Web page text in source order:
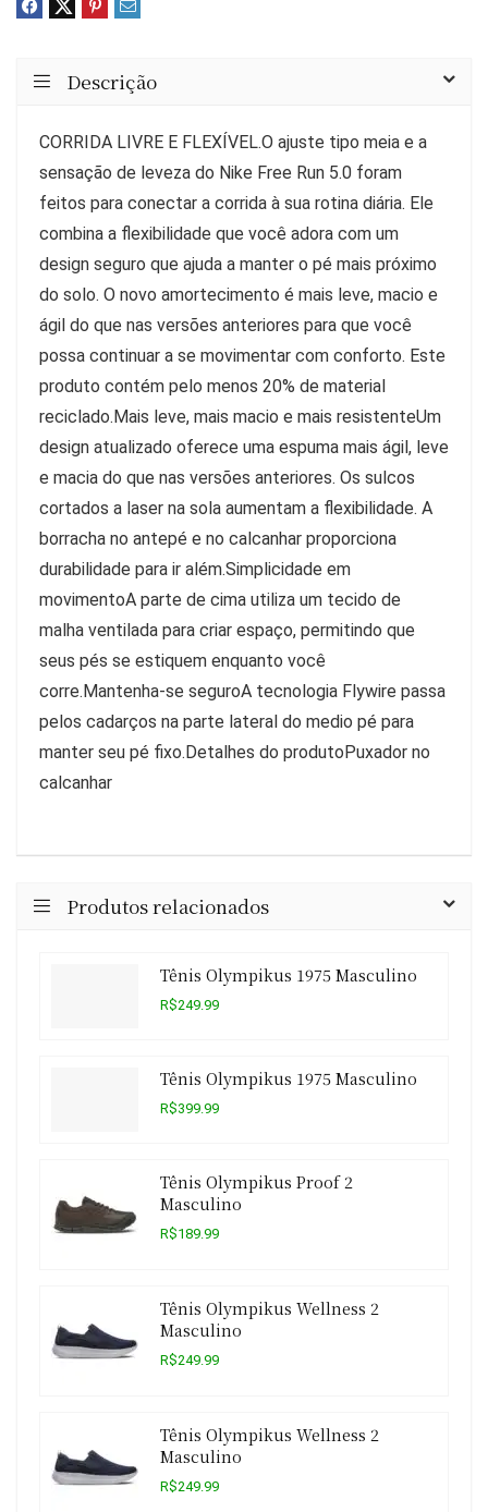
Descrição
CORRIDA LIVRE E FLEXÍVEL.O ajuste tipo meia e a
sensação de leveza do Nike Free Run 5.0 foram
feitos para conectar a corrida à sua rotina diária. Ele
combina a flexibilidade que você adora com um
design seguro que ajuda a manter o pé mais próximo
do solo. O novo amortecimento é mais leve, macio e
ágil do que nas versões anteriores para que você
possa continuar a se movimentar com conforto. Este
produto contém pelo menos 20% de material
reciclado.Mais leve, mais macio e mais resistenteUm
design atualizado oferece uma espuma mais ágil, leve
e macia do que nas versões anteriores. Os sulcos
cortados a laser na sola aumentam a flexibilidade. A
borracha no antepé e no calcanhar proporciona
durabilidade para ir além.Simplicidade em
movimentoA parte de cima utiliza um tecido de
malha ventilada para criar espaço, permitindo que
seus pés se estiquem enquanto você
corre.Mantenha-se seguroA tecnologia Flywire passa
pelos cadarços na parte lateral do medio pé para
manter seu pé fixo.Detalhes do produtoPuxador no
calcanhar
Produtos relacionados
Tênis Olympikus 1975 Masculino
R$249.99
Tênis Olympikus 1975 Masculino
R$399.99
Tênis Olympikus Proof 2
Masculino
R$189.99
Tênis Olympikus Wellness 2
Masculino
R$249.99
Tênis Olympikus Wellness 2
Masculino
R$249.99